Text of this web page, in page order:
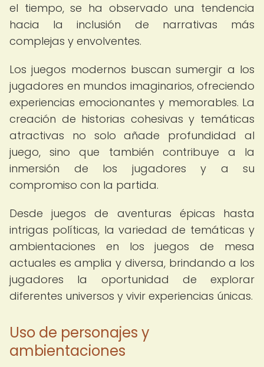
el tiempo, se ha observado una tendencia
hacia la inclusión de narrativas más
complejas y envolventes.
Los juegos modernos buscan sumergir a los
jugadores en mundos imaginarios, ofreciendo
experiencias emocionantes y memorables. La
creación de historias cohesivas y temáticas
atractivas no solo añade profundidad al
juego, sino que también contribuye a la
inmersión de los jugadores y a su
compromiso con la partida.
Desde juegos de aventuras épicas hasta
intrigas políticas, la variedad de temáticas y
ambientaciones en los juegos de mesa
actuales es amplia y diversa, brindando a los
jugadores la oportunidad de explorar
diferentes universos y vivir experiencias únicas.
Uso de personajes y
ambientaciones